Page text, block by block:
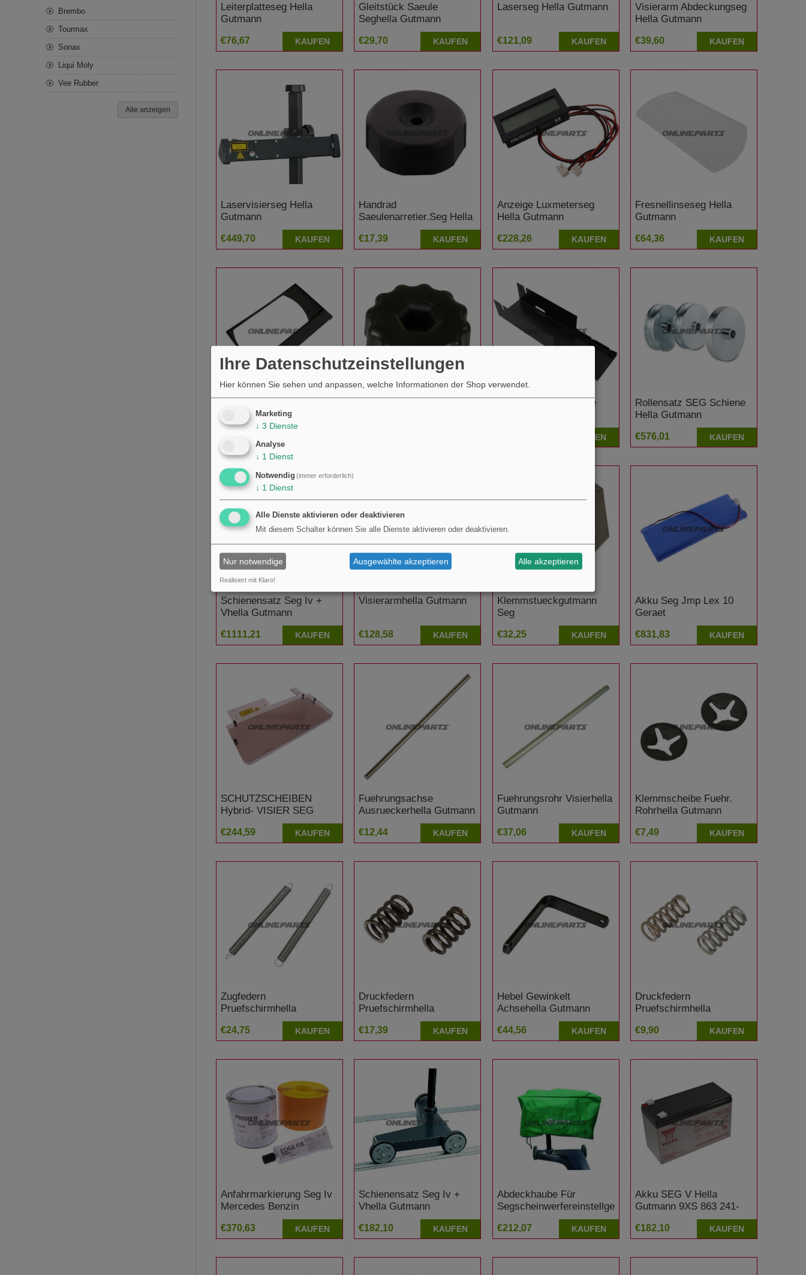
Leiterplatteseg Hella
Gutmann
€76,67 KAUFEN
Gleitstück Saeule
Seghella Gutmann
€29,70 KAUFEN
Laserseg Hella Gutmann
€121,09 KAUFEN
Visierarm Abdeckungseg
Hella Gutmann
€39,60 KAUFEN
Laservisierseg Hella
Gutmann
€449,70 KAUFEN
Handrad
Saeulenarretier.Seg Hella
€17,39 KAUFEN
Anzeige Luxmeterseg
Hella Gutmann
€228,26 KAUFEN
Fresnellinseseg Hella
Gutmann
€64,36 KAUFEN
Ausruecker Aufnahme
KAUFEN
Rollensatz SEG Schiene
Hella Gutmann
€576,01 KAUFEN
Schienensatz Seg Iv +
Vhella Gutmann
€1111,21 KAUFEN
Visierarmhella Gutmann
€128,58 KAUFEN
Klemmstueckgutmann
Seg
€32,25 KAUFEN
Akku Seg Jmp Lex 10
Geraet
€831,83 KAUFEN
SCHUTZSCHEIBEN
Hybrid- VISIER SEG
€244,59 KAUFEN
Fuehrungsachse
Ausrueckerhella Gutmann
€12,44 KAUFEN
Fuehrungsrohr Visierhella
Gutmann
€37,06 KAUFEN
Klemmscheibe Fuehr.
Rohrhella Gutmann
€7,49 KAUFEN
Zugfedern
Pruefschirmhella
€24,75 KAUFEN
Druckfedern
Pruefschirmhella
€17,39 KAUFEN
Hebel Gewinkelt
Achsehella Gutmann
€44,56 KAUFEN
Druckfedern
Pruefschirmhella
€9,90 KAUFEN
Anfahrmarkierung Seg Iv
Mercedes Benzin
€370,63 KAUFEN
Schienensatz Seg Iv +
Vhella Gutmann
€182,10 KAUFEN
Abdeckhaube Für
Segscheinwerfereinstellgerät
€212,07 KAUFEN
Akku SEG V Hella
Gutmann 9XS 863 241-
€182,10 KAUFEN
Brembo
Tourmax
Sonax
Liqui Moly
Vee Rubber
Alle anzeigen
Ihre Datenschutzeinstellungen
Hier können Sie sehen und anpassen, welche Informationen der Shop verwendet.
Marketing
↓ 3 Dienste
Analyse
↓ 1 Dienst
Notwendig (immer erforderlich)
↓ 1 Dienst
Alle Dienste aktivieren oder deaktivieren
Mit diesem Schalter können Sie alle Dienste aktivieren oder deaktivieren.
Nur notwendige Ausgewählte akzeptieren Alle akzeptieren
Realisiert mit Klaro!